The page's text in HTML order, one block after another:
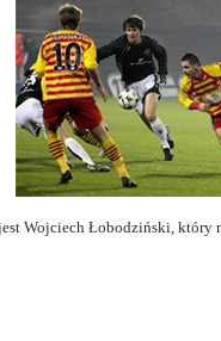
Wojciech Łobodziński, który